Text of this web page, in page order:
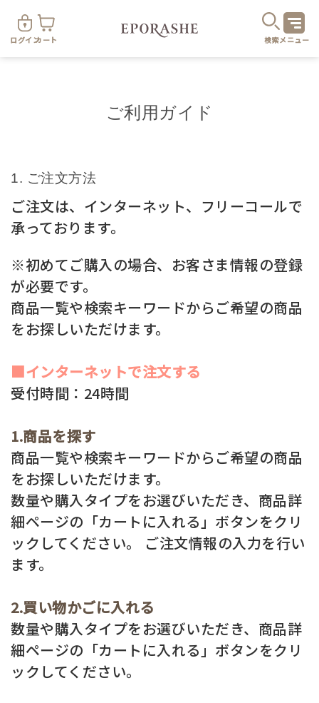
ログインカート 検索メニュー
お得なセット・キャンペーン
スキンケア
美容アイテム・その他
お悩み
乾燥
しわ・小じわ
肌荒れ
メンバー特典
ご注文方法
送料・配送について
返品・交換・キャンセルについて
定期便サービス対象商品
定期便サービスご利用ガイド
会社概要 プライバシーポリシー
ご利用ガイド
ご注文方法
ご注文は、インターネット、フリーコールで
承っております。
※初めてご購入の場合、お客さま情報の登録
が必要です。
商品一覧や検索キーワードからご希望の商品
をお探しいただけます。
■インターネットで注文する
受付時間：24時間
1.商品を探す
商品一覧や検索キーワードからご希望の商品
をお探しいただけます。
数量や購入タイプをお選びいただき、商品詳
細ページの「カートに入れる」ボタンをクリ
ックしてください。 ご注文情報の入力を行い
ます。
2.買い物かごに入れる
数量や購入タイプをお選びいただき、商品詳
細ページの「カートに入れる」ボタンをクリ
ックしてください。